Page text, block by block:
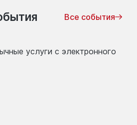
Все события
услуги с электронного